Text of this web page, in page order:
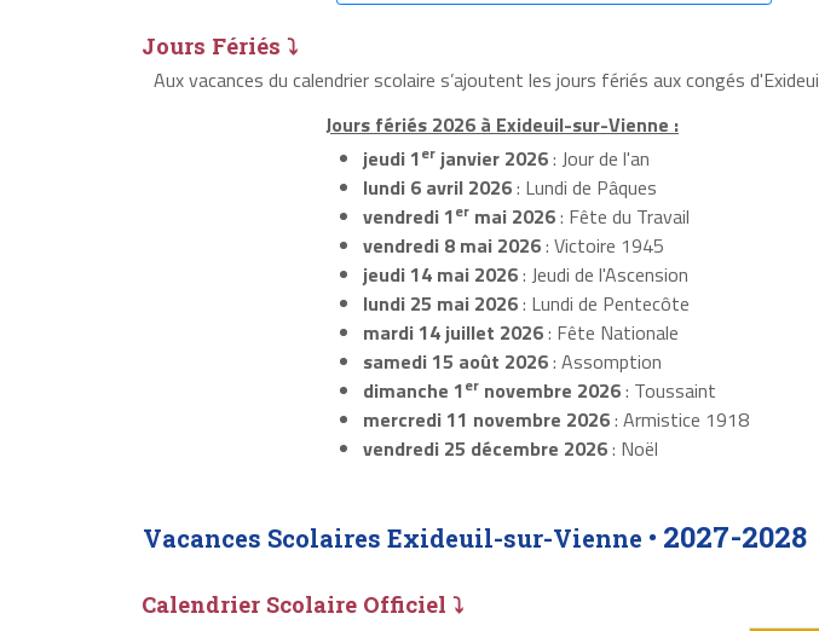
Jours Fériés ⤵
Aux vacances du calendrier scolaire s’ajoutent les jours fériés aux congés
Jours fériés 2026 à Exideuil-sur-Vienne :
jeudi 1erjanvier 2026: Jour de l'an
lundi 6 avril 2026: Lundi de Pâques
vendredi 1ermai 2026: Fête du Travail
vendredi 8 mai 2026: Victoire 1945
jeudi 14 mai 2026: Jeudi de l'Ascension
lundi 25 mai 2026: Lundi de Pentecôte
mardi 14 juillet 2026: Fête Nationale
samedi 15 août 2026: Assomption
dimanche 1ernovembre 2026: Toussaint
mercredi 11 novembre 2026: Armistice 1918
vendredi 25 décembre 2026: Noël
Vacances Scolaires Exideuil-sur-Vienne • 2027-2028
Calendrier Scolaire Officiel ⤵